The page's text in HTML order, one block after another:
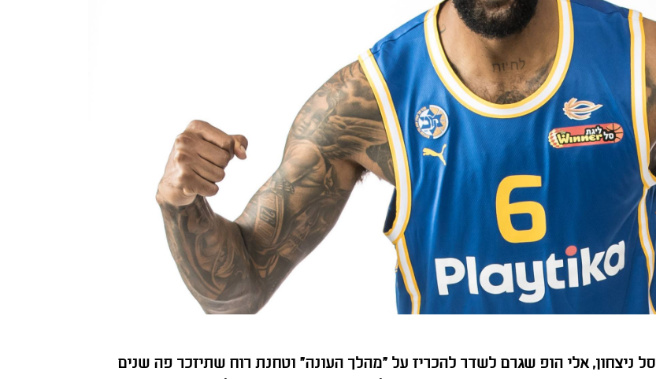
סל ניצחון, אלי הופ שגרם לשדר להכריז על "מהלך העונה" וטחנת רוח שתיזכר פה שנים